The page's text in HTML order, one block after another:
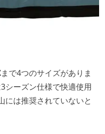
で4つのサイズがありま
シーズン仕様で快適使用
は推奨されていないと